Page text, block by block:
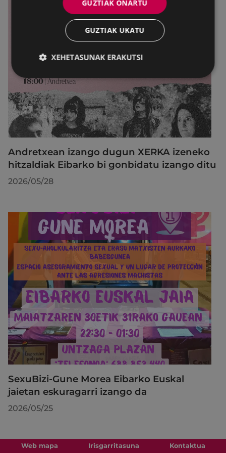
Andretxean izango dugun XERKA izeneko
hitzaldiak Eibarko bi gonbidatu izango ditu
2026/05/28
SexuBizi-Gune Morea Eibarko Euskal
jaietan eskuragarri izango da
2026/05/25
Web mapa Irisgarritasuna Kontaktua
GUZTIAK ONARTU
GUZTIAK UKATU
XEHETASUNAK ERAKUTSI